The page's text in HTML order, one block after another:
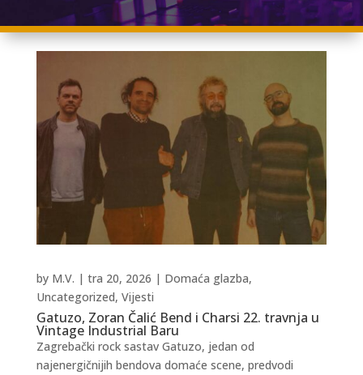
Gatuzo, Zoran Čalić Bend i Charsi 22. travnja u
Vintage Industrial Baru
by M.V. | tra 20, 2026 | Domaća glazba,
Uncategorized, Vijesti
Zagrebački rock sastav Gatuzo, jedan od
najenergičnijih bendova domaće scene, predvodi